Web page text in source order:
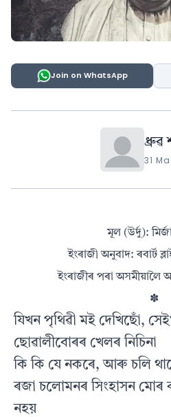
Join on WhatsApp
ধ্ৰুৱ
31
মূল (উৰ্দু):
ইংৰাজী অনুবাদ: ৰবার্ট
ইংৰাজীৰ পৰা অসমীয়ালৈ
✽
যিখন পৃথিৱী মই দেখিছোঁ,
ছোৱালীবোৰৰ খেলৰ নিচিনা
কি কি যে নকৰে, আৰু চলি
ৰজা চলোমনৰ সিংহাসন মোৰ
নহয়